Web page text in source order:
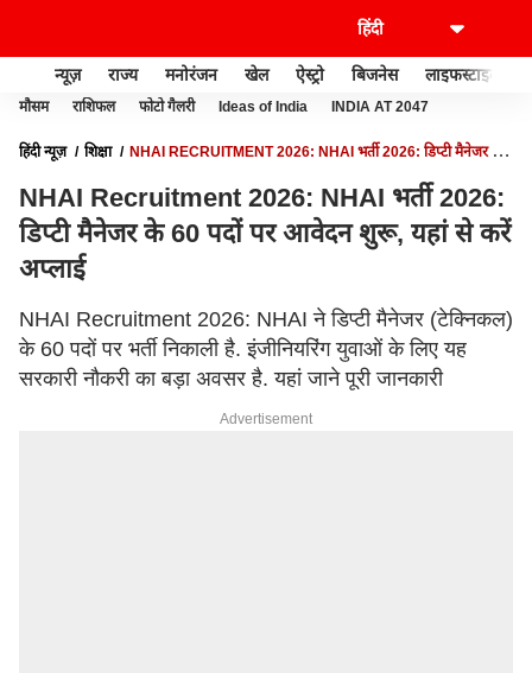
न्यूज़ राज्य मनोरंजन खेल ऐस्ट्रो बिजनेस लाइफस्टाइल
मौसम राशिफल फोटो गैलरी Ideas of India INDIA AT 2047
हिंदी न्यूज़ शिक्षा
NHAI RECRUITMENT 2026: NHAI भर्ती 2026: डिप्टी मैनेजर के
NHAI Recruitment 2026: NHAI भर्ती 2026:
डिप्टी मैनेजर के 60 पदों पर आवेदन शुरू, यहां से करें
अप्लाई
NHAI Recruitment 2026: NHAI ने डिप्टी मैनेजर (टेक्निकल)
के 60 पदों पर भर्ती निकाली है. इंजीनियरिंग युवाओं के लिए यह
सरकारी नौकरी का बड़ा अवसर है. यहां जाने पूरी जानकारी
Advertisement